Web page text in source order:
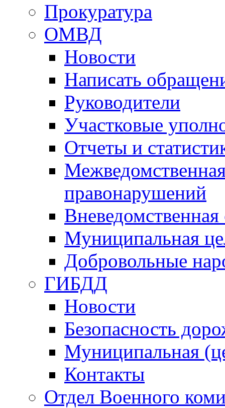
Прокуратура
ОМВД
Новости
Написать
Руководители
Участковые
Отчеты и
правонарушений
Вневедомственная
Муниципальная
Добровольные
ГИБДД
Новости
Безопасность
Муниципальная
Контакты
Отдел Военного